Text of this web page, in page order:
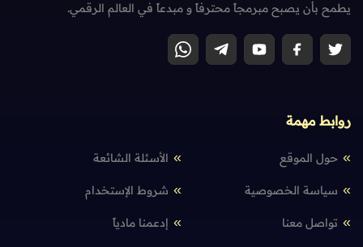
يطمح بأن يصبح مبرمجاً محترفاً و مبدعاً في العالم الرقمي.
روابط مهمة
حول الموقع الأسئلة الشائعة
سياسة الخصوصية شروط الإستخدام
تواصل معنا إدعمنا مادياً